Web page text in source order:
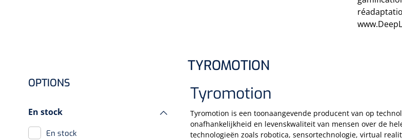
Instruments
Soins des plaies
OPTIONS
En stock
En stock
TYROMOTION
Tyromotion
Tyromotion is een toonaangevende producent van op
onafhankelijkheid en levenskwaliteit van mensen over de
technologieën zoals robotica, sensortechnologie, virtual